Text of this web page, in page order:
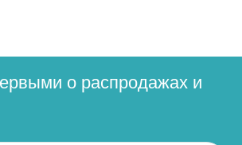
о распродажах и